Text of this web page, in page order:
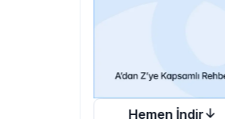
Hemen İndir